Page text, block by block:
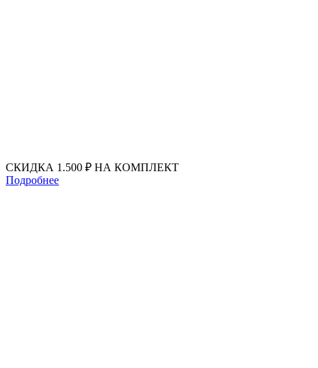
СКИДКА 1.500 ₽ НА КОМПЛЕКТ
Подробнее